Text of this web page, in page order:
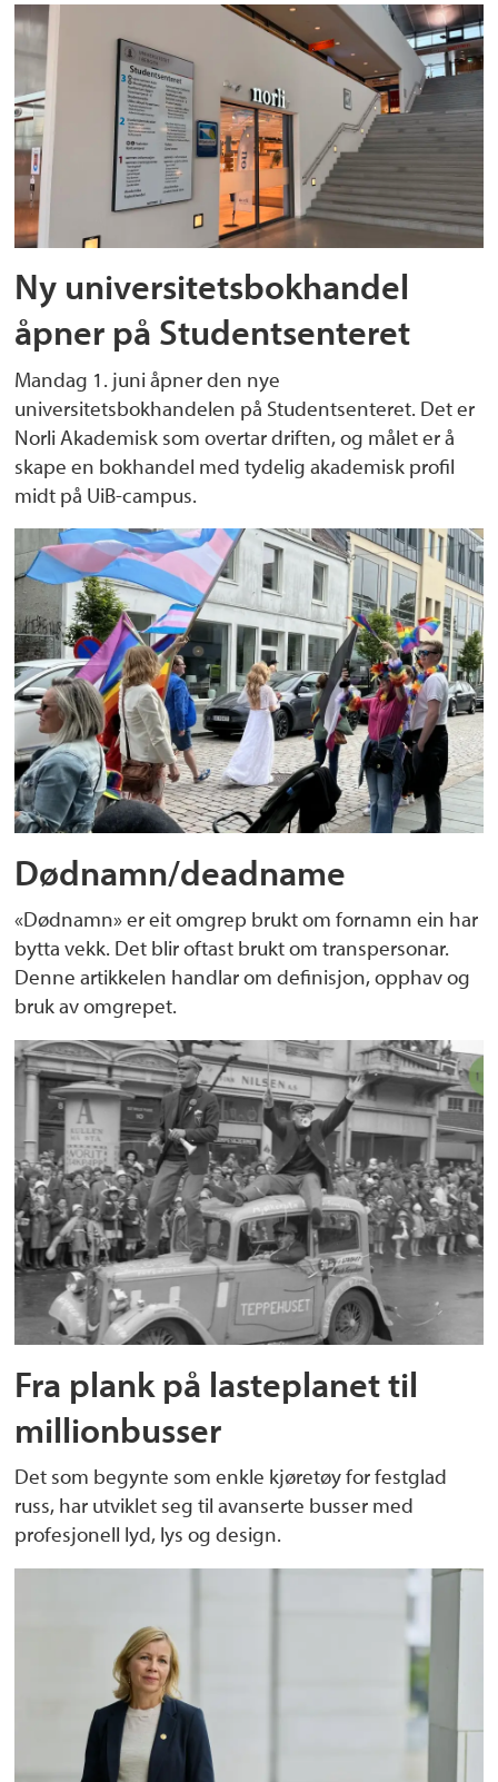
Ny universitetsbokhandel
åpner på Studentsenteret
Mandag 1. juni åpner den nye
universitetsbokhandelen på Studentsenteret. Det er
Norli Akademisk som overtar driften, og målet er å
skape en bokhandel med tydelig akademisk profil
midt på UiB-campus.
Dødnamn/deadname
«Dødnamn» er eit omgrep brukt om fornamn ein har
bytta vekk. Det blir oftast brukt om transpersonar.
Denne artikkelen handlar om definisjon, opphav og
bruk av omgrepet.
Fra plank på lasteplanet til
millionbusser
Det som begynte som enkle kjøretøy for festglad
russ, har utviklet seg til avanserte busser med
profesjonell lyd, lys og design.